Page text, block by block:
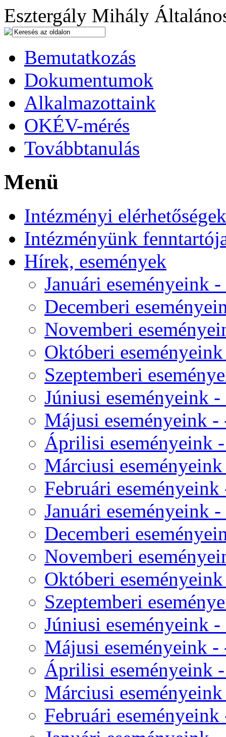
Esztergály Mihály
Bemutatkozás
Dokumentumok
Alkalmazottaink
OKÉV-mérés
Továbbtanulás
Menü
Intézményi elérhetőségek
Intézményünk
Hírek, események
Januári eseményeink
Decemberi
Novemberi
Októberi
Szeptemberi
Júniusi eseményeink
Májusi eseményeink
Áprilisi eseményeink
Márciusi
Februári
Januári eseményeink
Decemberi
Novemberi
Októberi
Szeptemberi
Júniusi eseményeink
Májusi eseményeink -
Áprilisi eseményeink
Márciusi
Februári